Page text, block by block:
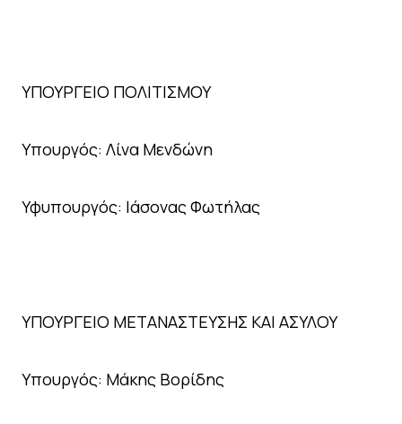
ΥΠΟΥΡΓΕΙΟ ΠΟΛΙΤΙΣΜΟΥ
Υπουργός: Λίνα Μενδώνη
Υφυπουργός: Ιάσονας Φωτήλας
ΥΠΟΥΡΓΕΙΟ ΜΕΤΑΝΑΣΤΕΥΣΗΣ ΚΑΙ ΑΣΥΛΟΥ
Υπουργός: Μάκης Βορίδης